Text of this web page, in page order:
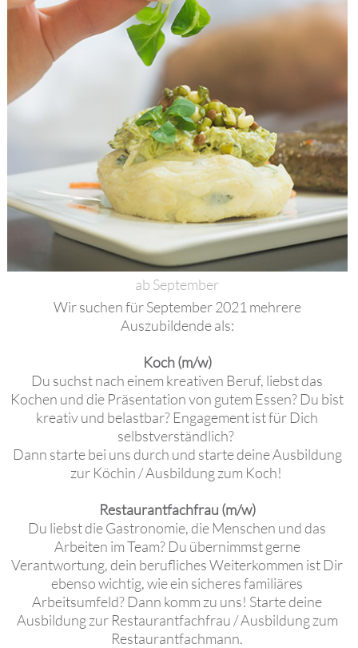
ab September
Wir suchen für September 2021 mehrere
Auszubildende als:
Koch (m/w)
Du suchst nach einem kreativen Beruf, liebst das
Kochen und die Präsentation von gutem Essen? Du bist
kreativ und belastbar? Engagement ist für Dich
selbstverständlich?
Dann starte bei uns durch und starte deine Ausbildung
zur Köchin / Ausbildung zum Koch!
Restaurantfachfrau (m/w)
Du liebst die Gastronomie, die Menschen und das
Arbeiten im Team? Du übernimmst gerne
Verantwortung, dein berufliches Weiterkommen ist Dir
ebenso wichtig, wie ein sicheres familiäres
Arbeitsumfeld? Dann komm zu uns! Starte deine
Ausbildung zur Restaurantfachfrau / Ausbildung zum
Restaurantfachmann.